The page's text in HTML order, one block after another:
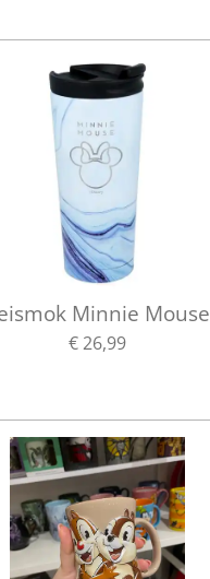
Minnie Mouse
€ 26,99